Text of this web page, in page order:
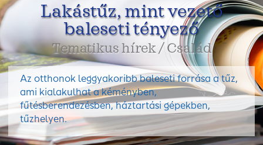
Lakástűz, mint vezető
baleseti tényező
Tematikus hírek / Család
Az otthonok leggyakoribb baleseti forrása a tűz,
ami kialakulhat a kéményben,
fűtésberendezésben, háztartási gépekben,
tűzhelyen.